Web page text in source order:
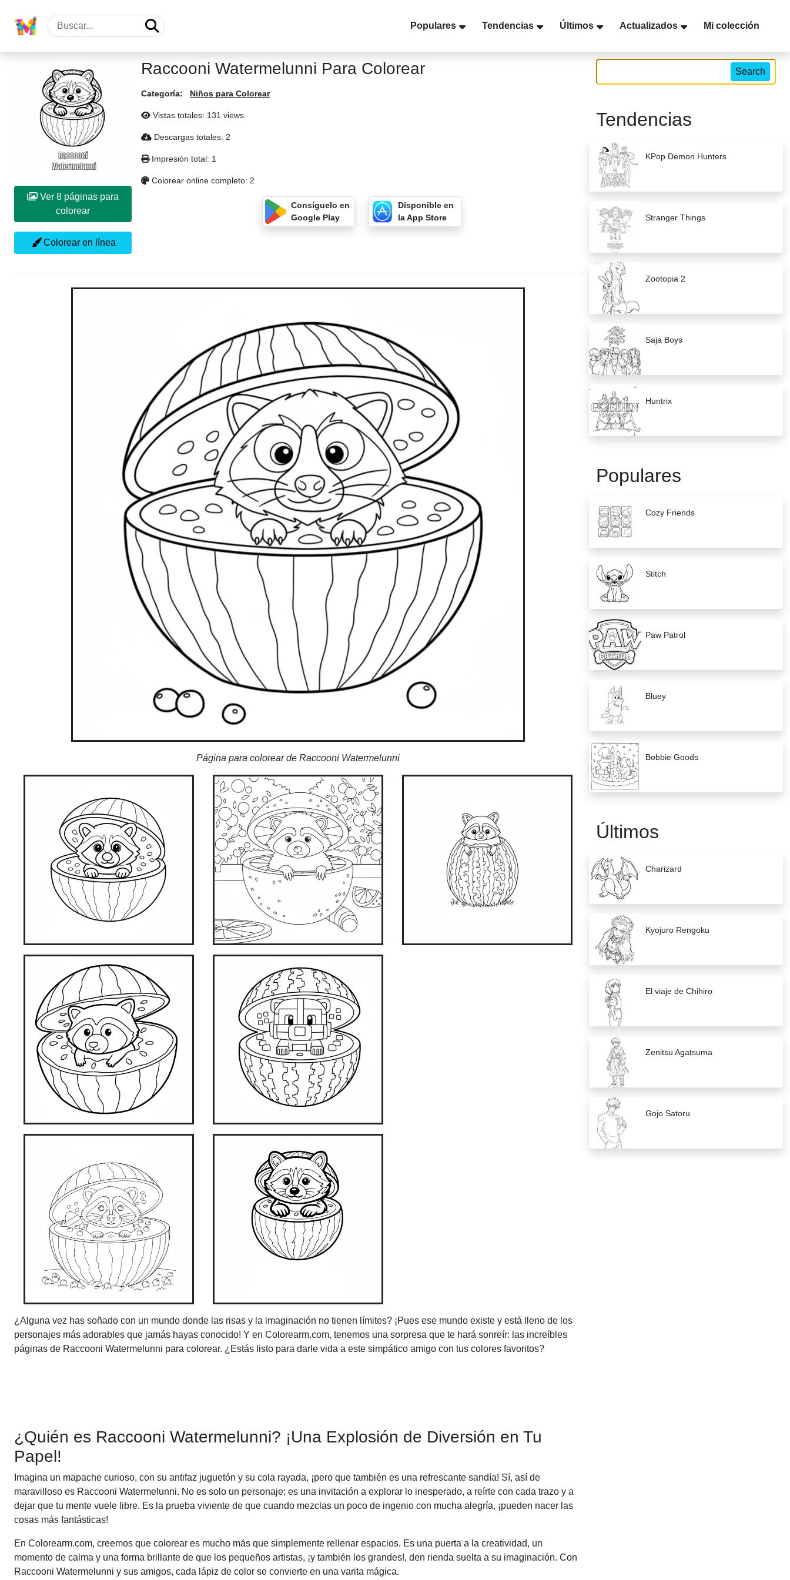
Populares Tendencias Últimos Actualizados Mi colección
Ver 8 páginas para
colorear
Colorear en línea
Raccooni Watermelunni Para Colorear
Categoría: Niños para Colorear
Vistas totales: 131 views
Descargas totales: 2
Impresión total: 1
Colorear online completo: 2
Consíguelo en
Google Play
Disponible en
la App Store
Página para colorear de Raccooni Watermelunni
¿Alguna vez has soñado con un mundo donde las risas y la imaginación no tienen límites? ¡Pues ese mundo existe y está lleno de los
personajes más adorables que jamás hayas conocido! Y en Colorearm.com, tenemos una sorpresa que te hará sonreír: las increíbles
páginas de Raccooni Watermelunni para colorear. ¿Estás listo para darle vida a este simpático amigo con tus colores favoritos?
¿Quién es Raccooni Watermelunni? ¡Una Explosión de Diversión en Tu
Papel!
Imagina un mapache curioso, con su antifaz juguetón y su cola rayada, ¡pero que también es una refrescante sandía! Sí, así de
maravilloso es Raccooni Watermelunni. No es solo un personaje; es una invitación a explorar lo inesperado, a reírte con cada trazo y a
dejar que tu mente vuele libre. Es la prueba viviente de que cuando mezclas un poco de ingenio con mucha alegría, ¡pueden nacer las
cosas más fantásticas!
En Colorearm.com, creemos que colorear es mucho más que simplemente rellenar espacios. Es una puerta a la creatividad, un
momento de calma y una forma brillante de que los pequeños artistas, ¡y también los grandes!, den rienda suelta a su imaginación. Con
Raccooni Watermelunni y sus amigos, cada lápiz de color se convierte en una varita mágica.
Search
Tendencias
KPop Demon Hunters
Stranger Things
Zootopia 2
Saja Boys
Huntrix
Populares
Cozy Friends
Stitch
Paw Patrol
Bluey
Bobbie Goods
Últimos
Charizard
Kyojuro Rengoku
El viaje de Chihiro
Zenitsu Agatsuma
Gojo Satoru